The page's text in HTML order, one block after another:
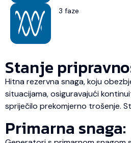
3 faze
Stanje
Hitna rezervna snaga, koju
situacijama, osiguravajući
spriječilo prekomjerno trošenje.
Primarna snaga: